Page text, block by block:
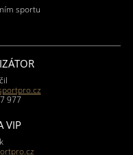
sportu
977
VIP